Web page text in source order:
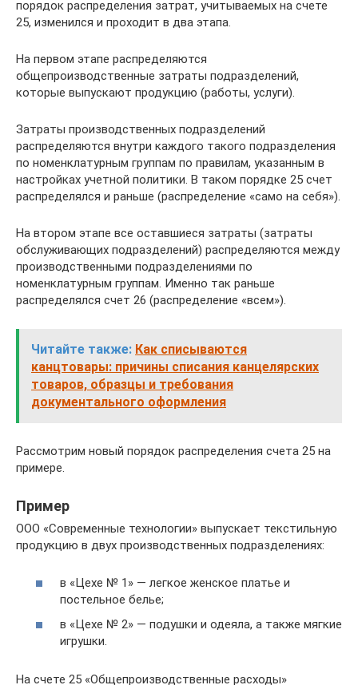
порядок распределения затрат, учитываемых на счете
25, изменился и проходит в два этапа.
На первом этапе распределяются
общепроизводственные затраты подразделений,
которые выпускают продукцию (работы, услуги).
Затраты производственных подразделений
распределяются внутри каждого такого подразделения
по номенклатурным группам по правилам, указанным в
настройках учетной политики. В таком порядке 25 счет
распределялся и раньше (распределение «само на себя»).
На втором этапе все оставшиеся затраты (затраты
обслуживающих подразделений) распределяются между
производственными подразделениями по
номенклатурным группам. Именно так раньше
распределялся счет 26 (распределение «всем»).
Читайте также: Как списываются
канцтовары: причины списания канцелярских
товаров, образцы и требования
документального оформления
Рассмотрим новый порядок распределения счета 25 на
примере.
Пример
ООО «Современные технологии» выпускает текстильную
продукцию в двух производственных подразделениях:
в «Цехе № 1» — легкое женское платье и
постельное белье;
в «Цехе № 2» — подушки и одеяла, а также мягкие
игрушки.
На счете 25 «Общепроизводственные расходы»